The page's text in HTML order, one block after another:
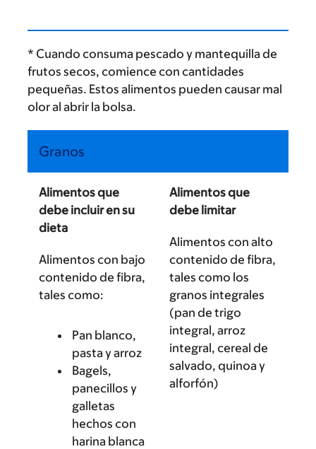
* Cuando consuma pescado y mantequilla de
frutos secos, comience con cantidades
pequeñas. Estos alimentos pueden causar mal
olor al abrir la bolsa.
Granos
Alimentos que
debe incluir en su
dieta
Alimentos con bajo
contenido de fibra,
tales como:
Pan blanco,
pasta y arroz
Bagels,
panecillos y
galletas
hechos con
harina blanca
Alimentos que
debe limitar
Alimentos con alto
contenido de fibra,
tales como los
granos integrales
(pan de trigo
integral, arroz
integral, cereal de
salvado, quinoa y
alforfón)